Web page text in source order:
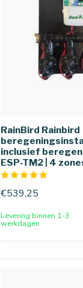
RainBird Rainbird
inclusief
ESP-TM2 | 4
€539,25
Levering binnen 1-3
werkdagen